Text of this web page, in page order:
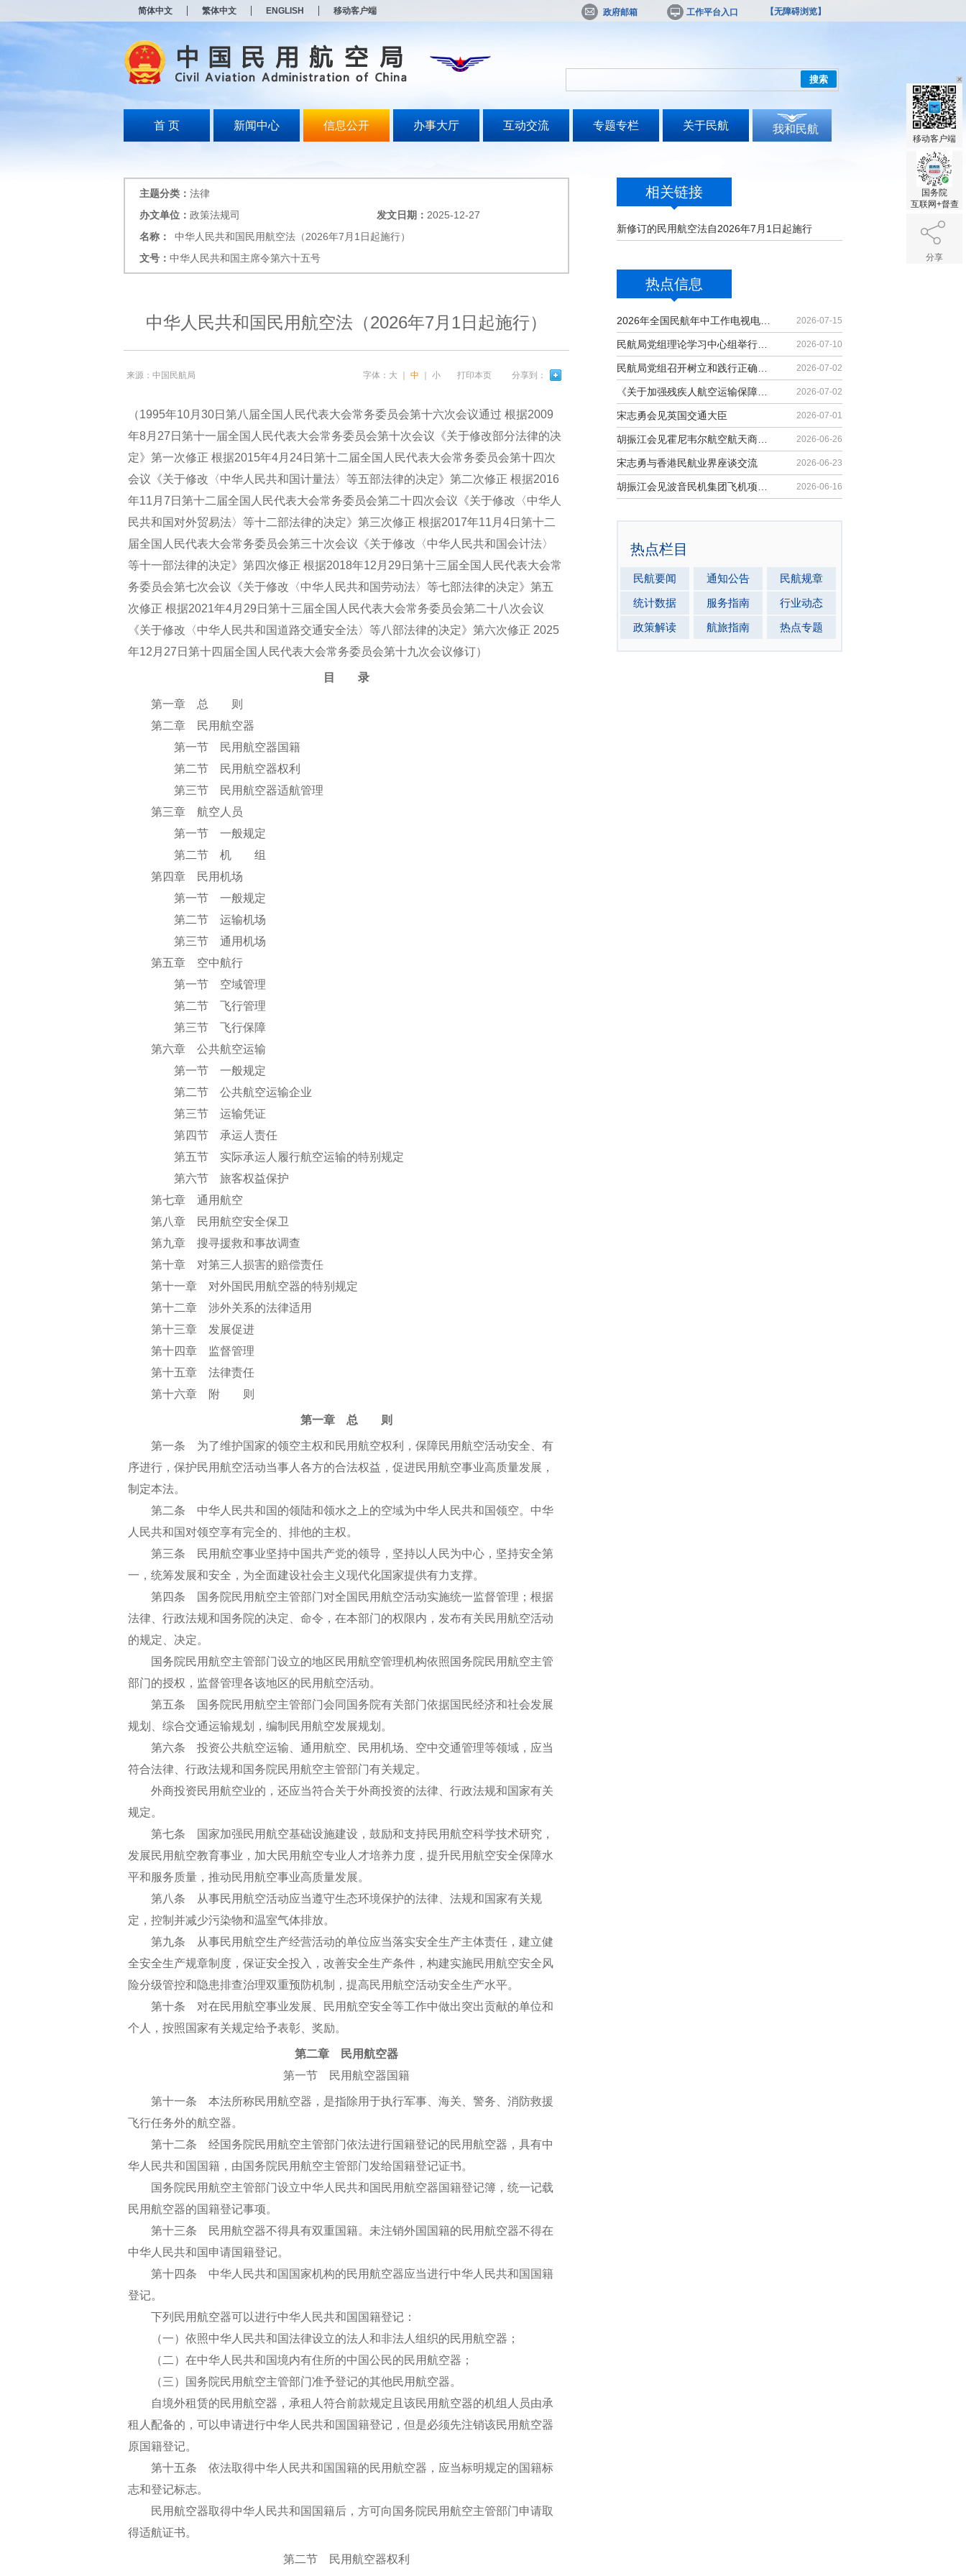
简体中文 繁体中文 ENGLISH 移动客户端 政府邮箱 工作平台入口 【无障碍浏览】
搜索
首 页 新闻中心 信息公开 办事大厅 互动交流 专题专栏 关于民航 我和民航
相关链接
新修订的民用航空法自2026年7月1日起施行
热点信息
2026-07-15
2026-07-10
2026-07-02
2026-07-02
宋志勇会见英国交通大臣 2026-07-01
2026-06-26
宋志勇与香港民航业界座谈交流 2026-06-23
2026-06-16
热点栏目
民航要闻 通知公告
民航规章
统计数据
服务指南
行业动态
政策解读
航旅指南 热点专题
主题分类： 法律
办文单位： 政策法规司 发文日期： 2025-12-27
名称：
中华人民共和国民用航空法（2026年7月1日起施行）
文号： 中华人民共和国主席令第六十五号
中华人民共和国民用航空法（2026年7月1日起施行）
来源：中国民航局 字体： 大 中 小 打印本页 分享到：
（1995年10月30日第八届全国人民代表大会常务委员会第十六次会议通过 根据2009
年8月27日第十一届全国人民代表大会常务委员会第十次会议《关于修改部分法律的决
定》第一次修正 根据2015年4月24日第十二届全国人民代表大会常务委员会第十四次
会议《关于修改〈中华人民共和国计量法〉等五部法律的决定》第二次修正 根据2016
年11月7日第十二届全国人民代表大会常务委员会第二十四次会议《关于修改〈中华人
民共和国对外贸易法〉等十二部法律的决定》第三次修正 根据2017年11月4日第十二
届全国人民代表大会常务委员会第三十次会议《关于修改〈中华人民共和国会计法〉
等十一部法律的决定》第四次修正 根据2018年12月29日第十三届全国人民代表大会常
务委员会第七次会议《关于修改〈中华人民共和国劳动法〉等七部法律的决定》第五
次修正 根据2021年4月29日第十三届全国人民代表大会常务委员会第二十八次会议
《关于修改〈中华人民共和国道路交通安全法〉等八部法律的决定》第六次修正 2025
年12月27日第十四届全国人民代表大会常务委员会第十九次会议修订）
目 录
第一章 总 则
第二章 民用航空器
第一节 民用航空器国籍
第二节 民用航空器权利
第三节 民用航空器适航管理
第三章 航空人员
第一节 一般规定
第二节 机 组
第四章 民用机场
第一节 一般规定
第二节 运输机场
第三节 通用机场
第五章 空中航行
第一节 空域管理
第二节 飞行管理
第三节 飞行保障
第六章 公共航空运输
第一节 一般规定
第二节 公共航空运输企业
第三节 运输凭证
第四节 承运人责任
第五节 实际承运人履行航空运输的特别规定
第六节 旅客权益保护
第七章 通用航空
第八章 民用航空安全保卫
第九章 搜寻援救和事故调查
第十章 对第三人损害的赔偿责任
第十一章 对外国民用航空器的特别规定
第十二章 涉外关系的法律适用
第十三章 发展促进
第十四章 监督管理
第十五章 法律责任
第十六章 附 则
第一章 总 则
第一条 为了维护国家的领空主权和民用航空权利，保障民用航空活动安全、有
序进行，保护民用航空活动当事人各方的合法权益，促进民用航空事业高质量发展，
制定本法。
第二条 中华人民共和国的领陆和领水之上的空域为中华人民共和国领空。中华
人民共和国对领空享有完全的、排他的主权。
第三条 民用航空事业坚持中国共产党的领导，坚持以人民为中心，坚持安全第
一，统筹发展和安全，为全面建设社会主义现代化国家提供有力支撑。
第四条 国务院民用航空主管部门对全国民用航空活动实施统一监督管理；根据
法律、行政法规和国务院的决定、命令，在本部门的权限内，发布有关民用航空活动
的规定、决定。
国务院民用航空主管部门设立的地区民用航空管理机构依照国务院民用航空主管
部门的授权，监督管理各该地区的民用航空活动。
第五条 国务院民用航空主管部门会同国务院有关部门依据国民经济和社会发展
规划、综合交通运输规划，编制民用航空发展规划。
第六条 投资公共航空运输、通用航空、民用机场、空中交通管理等领域，应当
符合法律、行政法规和国务院民用航空主管部门有关规定。
外商投资民用航空业的，还应当符合关于外商投资的法律、行政法规和国家有关
规定。
第七条 国家加强民用航空基础设施建设，鼓励和支持民用航空科学技术研究，
发展民用航空教育事业，加大民用航空专业人才培养力度，提升民用航空安全保障水
平和服务质量，推动民用航空事业高质量发展。
第八条 从事民用航空活动应当遵守生态环境保护的法律、法规和国家有关规
定，控制并减少污染物和温室气体排放。
第九条 从事民用航空生产经营活动的单位应当落实安全生产主体责任，建立健
全安全生产规章制度，保证安全投入，改善安全生产条件，构建实施民用航空安全风
险分级管控和隐患排查治理双重预防机制，提高民用航空活动安全生产水平。
第十条 对在民用航空事业发展、民用航空安全等工作中做出突出贡献的单位和
个人，按照国家有关规定给予表彰、奖励。
第二章 民用航空器
第一节 民用航空器国籍
第十一条 本法所称民用航空器，是指除用于执行军事、海关、警务、消防救援
飞行任务外的航空器。
第十二条 经国务院民用航空主管部门依法进行国籍登记的民用航空器，具有中
华人民共和国国籍，由国务院民用航空主管部门发给国籍登记证书。
国务院民用航空主管部门设立中华人民共和国民用航空器国籍登记簿，统一记载
民用航空器的国籍登记事项。
第十三条 民用航空器不得具有双重国籍。未注销外国国籍的民用航空器不得在
中华人民共和国申请国籍登记。
第十四条 中华人民共和国国家机构的民用航空器应当进行中华人民共和国国籍
登记。
下列民用航空器可以进行中华人民共和国国籍登记：
（一）依照中华人民共和国法律设立的法人和非法人组织的民用航空器；
（二）在中华人民共和国境内有住所的中国公民的民用航空器；
（三）国务院民用航空主管部门准予登记的其他民用航空器。
自境外租赁的民用航空器，承租人符合前款规定且该民用航空器的机组人员由承
租人配备的，可以申请进行中华人民共和国国籍登记，但是必须先注销该民用航空器
原国籍登记。
第十五条 依法取得中华人民共和国国籍的民用航空器，应当标明规定的国籍标
志和登记标志。
民用航空器取得中华人民共和国国籍后，方可向国务院民用航空主管部门申请取
得适航证书。
第二节 民用航空器权利
移动客户端
国务院
互联网+督查
分享
打
无
障